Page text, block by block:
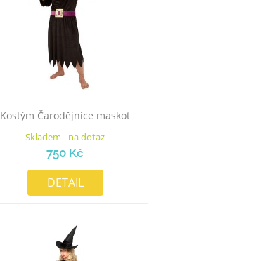
Kostým Čarodějnice maskot
Skladem - na dotaz
750 Kč
DETAIL